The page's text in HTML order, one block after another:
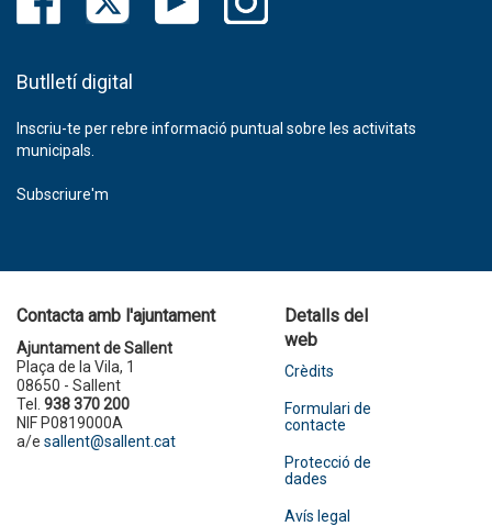
Butlletí digital
Inscriu-te per rebre informació puntual sobre les activitats
municipals.
Subscriure'm
Contacta amb l'ajuntament
Ajuntament de Sallent
Plaça de la Vila, 1
08650 - Sallent
Tel. 938 370 200
NIF P0819000A
a/e sallent@sallent.cat
Detalls del
web
Crèdits
Formulari de
contacte
Protecció de
dades
Avís legal